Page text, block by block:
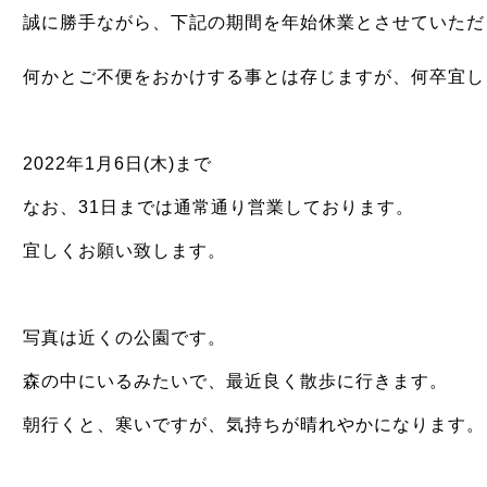
誠に勝手ながら、下記の期間を年始休業とさせていた
何かとご不便をおかけする事とは存じますが、何卒宜
2022年1月6日(木)まで
なお、31日までは通常通り営業しております。
宜しくお願い致します。
写真は近くの公園です。
森の中にいるみたいで、最近良く散歩に行きます。
朝行くと、寒いですが、気持ちが晴れやかになります。